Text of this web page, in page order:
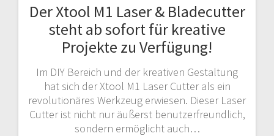
Der Xtool M1 Laser & Bladecutter
steht ab sofort für kreative
Projekte zu Verfügung!
Im DIY Bereich und der kreativen Gestaltung
hat sich der Xtool M1 Laser Cutter als ein
revolutionäres Werkzeug erwiesen. Dieser Laser
Cutter ist nicht nur äußerst benutzerfreundlich,
sondern ermöglicht auch…